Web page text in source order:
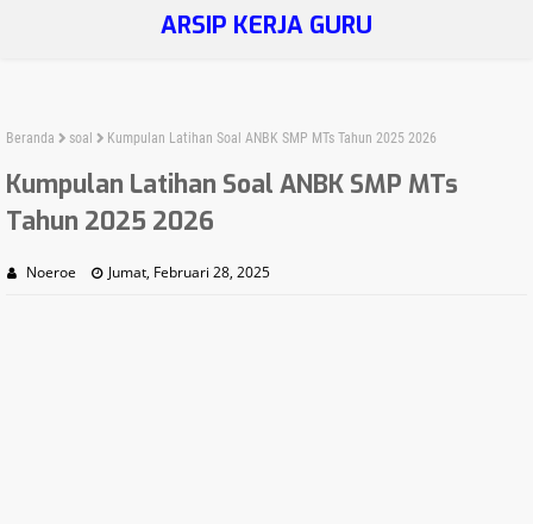
ARSIP KERJA GURU
Beranda soal Kumpulan Latihan Soal ANBK SMP MTs Tahun 2025 2026
Kumpulan Latihan Soal ANBK SMP MTs
Tahun 2025 2026
Noeroe Jumat, Februari 28, 2025